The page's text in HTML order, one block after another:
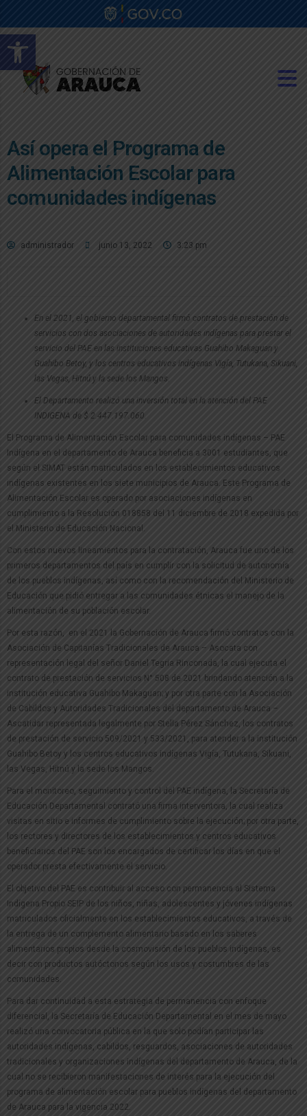
Abrir barra de herramientas
Así opera el Programa de
Alimentación Escolar para
comunidades indígenas
administrador junio 13, 2022 3:23 pm
En el 2021, el gobierno departamental firmó contratos de prestación de
servicios con dos asociaciones de autoridades indígenas para prestar el
servicio del PAE en las instituciones educativas Guahibo Makaguan y
Guahibo Betoy, y los centros educativos indígenas Vigía, Tutukana, Sikuani,
las Vegas, Hitnú y la sede los Mangos.
El Departamento realizó una inversión total en la atención del PAE
INDIGENA de $ 2.447.197.060.
El Programa de Alimentación Escolar para comunidades indígenas – PAE
Indígena en el departamento de Arauca beneficia a 3001 estudiantes, que
según el SIMAT están matriculados en los establecimientos educativos
indígenas existentes en los siete municipios de Arauca. Este Programa de
Alimentación Escolar es operado por asociaciones indígenas en
cumplimiento a la Resolución 018858 del 11 diciembre de 2018 expedida por
el Ministerio de Educación Nacional.
Con estos nuevos lineamientos para la contratación, Arauca fue uno de los
primeros departamentos del país en cumplir con la solicitud de autonomía
de los pueblos indígenas, así como con la recomendación del Ministerio de
Educación que pidió entregar a las comunidades étnicas el manejo de la
alimentación de su población escolar.
Por esta razón, en el 2021 la Gobernación de Arauca firmó contratos con la
Asociación de Capitanías Tradicionales de Arauca – Asocata con
representación legal del señor Daniel Tegria Rinconada, la cual ejecuta el
contrato de prestación de servicios N° 508 de 2021 brindando atención a la
institución educativa Guahibo Makaguan; y por otra parte con la Asociación
de Cabildos y Autoridades Tradicionales del departamento de Arauca –
Ascatidar representada legalmente por Stella Pérez Sánchez, los contratos
de prestación de servicio 509/2021 y 533/2021, para atender a la institución
Guahibo Betoy y los centros educativos indígenas Vigía, Tutukana, Sikuani,
las Vegas, Hitnú y la sede los Mangos.
Para el monitoreo, seguimiento y control del PAE indígena, la Secretaría de
Educación Departamental contrató una firma interventora, la cual realiza
visitas en sitio e informes de cumplimiento sobre la ejecución; por otra parte,
los rectores y directores de los establecimientos y centros educativos
beneficiarios del PAE son los encargados de certificar los días en que el
operador presta efectivamente el servicio.
El objetivo del PAE es contribuir al acceso con permanencia al Sistema
Indígena Propio SEIP de los niños, niñas, adolescentes y jóvenes indígenas
matriculados oficialmente en los establecimientos educativos, a través de
la entrega de un complemento alimentario basado en los saberes
alimentarios propios desde la cosmovisión de los pueblos indígenas, es
decir con productos autóctonos según los usos y costumbres de las
comunidades.
Para dar continuidad a esta estrategia de permanencia con enfoque
diferencial, la Secretaría de Educación Departamental en el mes de mayo
realizó una convocatoria pública en la que solo podían participar las
autoridades indígenas, cabildos, resguardos, asociaciones de autoridades
tradicionales y organizaciones indígenas del departamento de Arauca, de la
cual no se recibieron manifestaciones de interés para la ejecución del
programa de alimentación escolar para pueblos indígenas del departamento
de Arauca para la vigencia 2022.